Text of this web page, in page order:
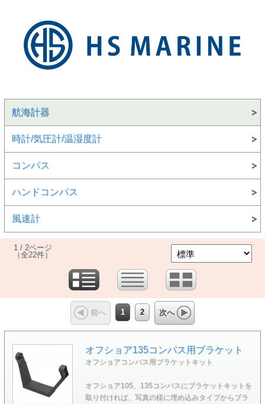
航海計器
時計/気圧計/温湿度計
コンパス
ハンドコンパス
風速計
1 / 2ページ
（全22件）
前へ 1 2 次へ
オフショア135コンパス用ブラケット
オフショアコンパス用ブラケットキット
オフショア105、135コンパスにブラケットキットを
取り付ければ、写真の様に埋め込みタイプからブラ